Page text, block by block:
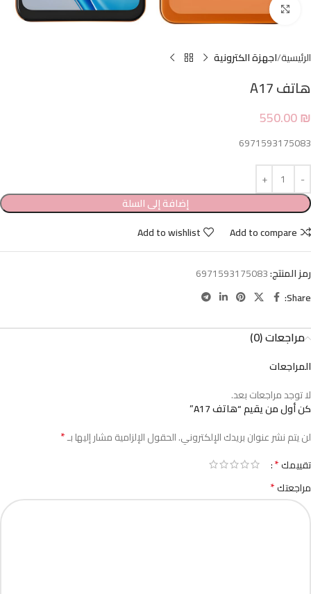
Click to enlarge
الرئيسية اجهزة الكترونية
هاتف A17
550.00₪
6971593175083
إضافة إلى السلة
Add to compare
Add to wishlist
رمز المنتج:6971593175083
Share:
مراجعات (0)
المراجعات
لا توجد مراجعات بعد.
كن أول من يقيم “هاتف A17”
لن يتم نشر عنوان بريدك الإلكتروني.الحقول الإلزامية مشار إليها بـ*
تقييمك*
مراجعتك*